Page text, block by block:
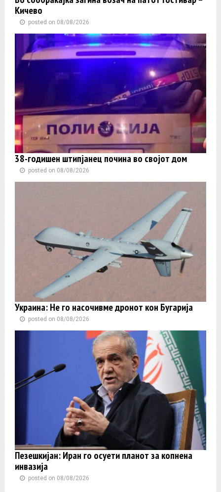
Кичево
posted on 08/08/2026
38-годишен штипјанец почина во својот дом
posted on 08/08/2026
Украина: Не го насочивме дронот кон Бугарија
posted on 08/08/2026
Пезешкијан: Иран го осуети планот за копнена
инвазија
posted on 08/08/2026